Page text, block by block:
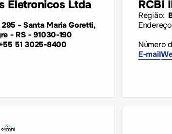
Eletronicos Ltda
295 - Santa Maria Goretti,
- RS - 91030-190
51 3025-8400
RCBI
Região:
Número
E-mail